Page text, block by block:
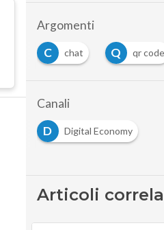
Argomenti
C
chat Q qr code
Canali
D
Digital Economy
Articoli